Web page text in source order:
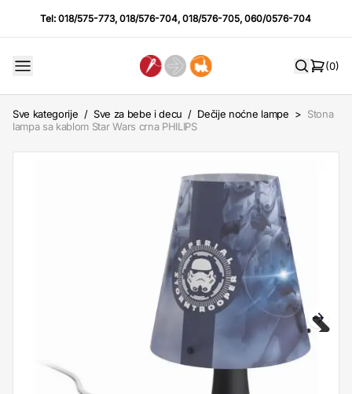
Tel:018/575-773,018/576-704,018/576-705,060/0576-704
(0)
Sve kategorije / Sve za bebe i decu / Dečije noćne lampe > Stona
lampa sa kablom Star Wars crna PHILIPS